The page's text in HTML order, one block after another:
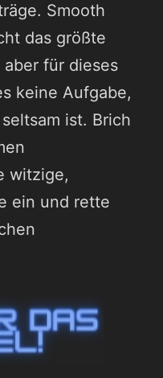
Smooth
das größte
für dieses
keine Aufgabe,
ist. Brich
witzige,
ein und rette